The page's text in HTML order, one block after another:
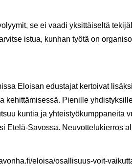
se ei vaadi yk­sit­täi­sel­tä
istua, kun­han työtä on
Eloi­san edus­ta­jat ker­toi­vat
ke­hit­tä­mi­ses­sä. Pie­nil­le
kun­tia ja yh­teis­työ­kump­pa­nei­ta
Etelä-​Savossa. Neu­vot­te­lu­kier­ros
eloi­sa/osallisuus-​voit-